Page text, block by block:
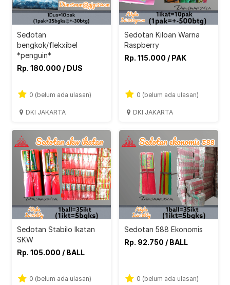
Sedotan
bengkok/flekxibel
*penguin*
Rp. 180.000 / DUS
0 (belum ada ulasan)
DKI JAKARTA
Sedotan Kiloan Warna
Raspberry
Rp. 115.000 / PAK
0 (belum ada ulasan)
DKI JAKARTA
Sedotan Stabilo Ikatan
SKW
Rp. 105.000 / BALL
0 (belum ada ulasan)
Sedotan 588 Ekonomis
Rp. 92.750 / BALL
0 (belum ada ulasan)